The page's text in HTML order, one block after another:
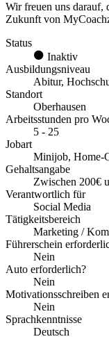
Wir freuen uns darauf,
Zukunft von
Status
Inaktiv
Ausbildungsniveau
Abitur,
Standort
Oberhausen
Arbeitsstunden pro
5 - 25
Jobart
Minijob, Home-
Gehaltsangabe
Zwischen 200€
Verantwortlich für
Social Media
Tätigkeitsbereich
Marketing /
Führerschein
Nein
Auto erforderlich?
Nein
Motivationsschreiben
Nein
Sprachkenntnisse
Deutsch